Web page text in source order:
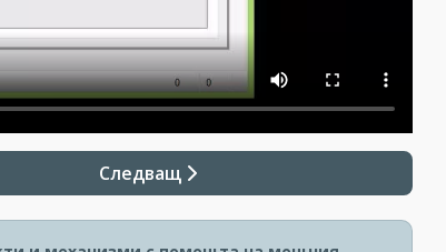
Следващ